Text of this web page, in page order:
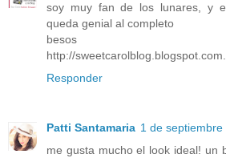
soy muy fan de los lunares, y
queda genial al completo
besos
http://
Responder
Patti Santamaria 1 de
me gusta mucho el look ideal! un